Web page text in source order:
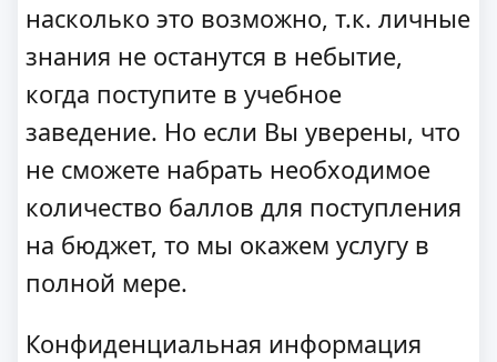
насколько это возможно, т.к. личные
знания не останутся в небытие,
когда поступите в учебное
заведение. Но если Вы уверены, что
не сможете набрать необходимое
количество баллов для поступления
на бюджет, то мы окажем услугу в
полной мере.
Конфиденциальная информация